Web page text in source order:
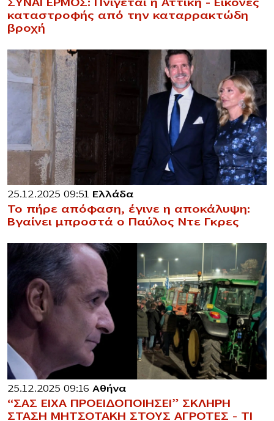
καταστροφής από την καταρρακτώδη
βροχή
25.12.2025 09:51 Ελλάδα
Το πήρε απόφαση, έγινε η αποκάλυψη:
Βγαίνει μπροστά ο Παύλος Ντε Γκρες
25.12.2025 09:16 Αθήνα
“ΣΑΣ ΕΙΧΑ ΠΡΟΕΙΔΟΠΟΙΗΣΕΙ” ΣΚΛΗΡΗ
ΣΤΑΣΗ ΜΗΤΣΟΤΑΚΗ ΣΤΟΥΣ ΑΓΡΟΤΕΣ – ΤΙ